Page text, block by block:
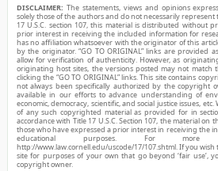
DISCLAIMER: The statements, views and opinions
solely those of the authors and do not necessarily represent
17 U.S.C. section 107, this material is distributed without
prior interest in receiving the included information for
has no affiliation whatsoever with the originator of this
by the originator. “GO TO ORIGINAL” links are provided
allow for verification of authenticity. However, as
originating host sites, the versions posted may not match
clicking the “GO TO ORIGINAL” links. This site contains
not always been specifically authorized by the copyright
available in our efforts to advance understanding of
economic, democracy, scientific, and social justice issues, etc.
of any such copyrighted material as provided for in
accordance with Title 17 U.S.C. Section 107, the material
those who have expressed a prior interest in receiving the
educational purposes. For
http://www.law.cornell.edu/uscode/17/107.shtml. If you
site for purposes of your own that go beyond ‘fair use’,
copyright owner.